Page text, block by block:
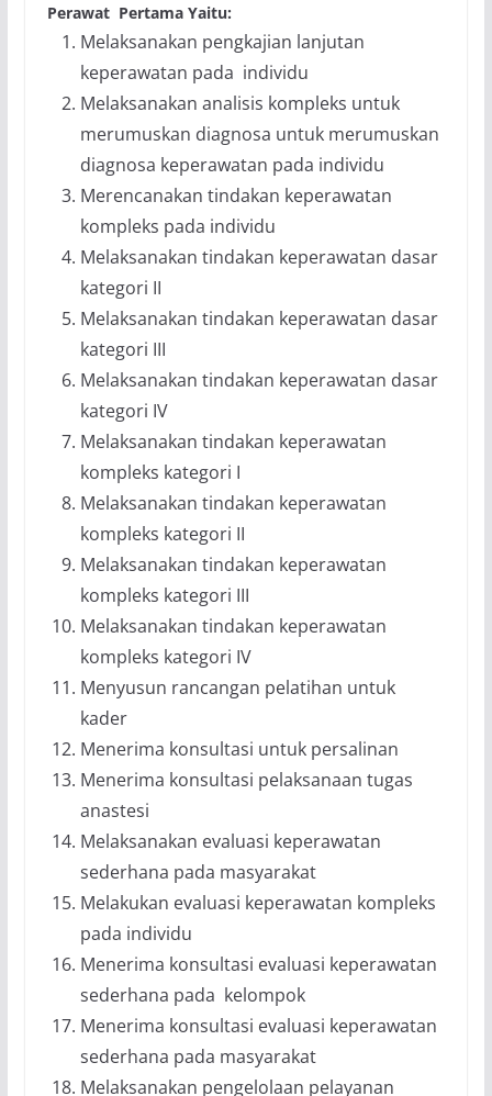
Perawat Pertama Yaitu:
Melaksanakan pengkajian lanjutan
keperawatan pada individu
Melaksanakan analisis kompleks untuk
merumuskan diagnosa untuk merumuskan
diagnosa keperawatan pada individu
Merencanakan tindakan keperawatan
kompleks pada individu
Melaksanakan tindakan keperawatan dasar
kategori II
Melaksanakan tindakan keperawatan dasar
kategori III
Melaksanakan tindakan keperawatan dasar
kategori IV
Melaksanakan tindakan keperawatan
kompleks kategori I
Melaksanakan tindakan keperawatan
kompleks kategori II
Melaksanakan tindakan keperawatan
kompleks kategori III
Melaksanakan tindakan keperawatan
kompleks kategori IV
Menyusun rancangan pelatihan untuk
kader
Menerima konsultasi untuk persalinan
Menerima konsultasi pelaksanaan tugas
anastesi
Melaksanakan evaluasi keperawatan
sederhana pada masyarakat
Melakukan evaluasi keperawatan kompleks
pada individu
Menerima konsultasi evaluasi keperawatan
sederhana pada kelompok
Menerima konsultasi evaluasi keperawatan
sederhana pada masyarakat
Melaksanakan pengelolaan pelayanan